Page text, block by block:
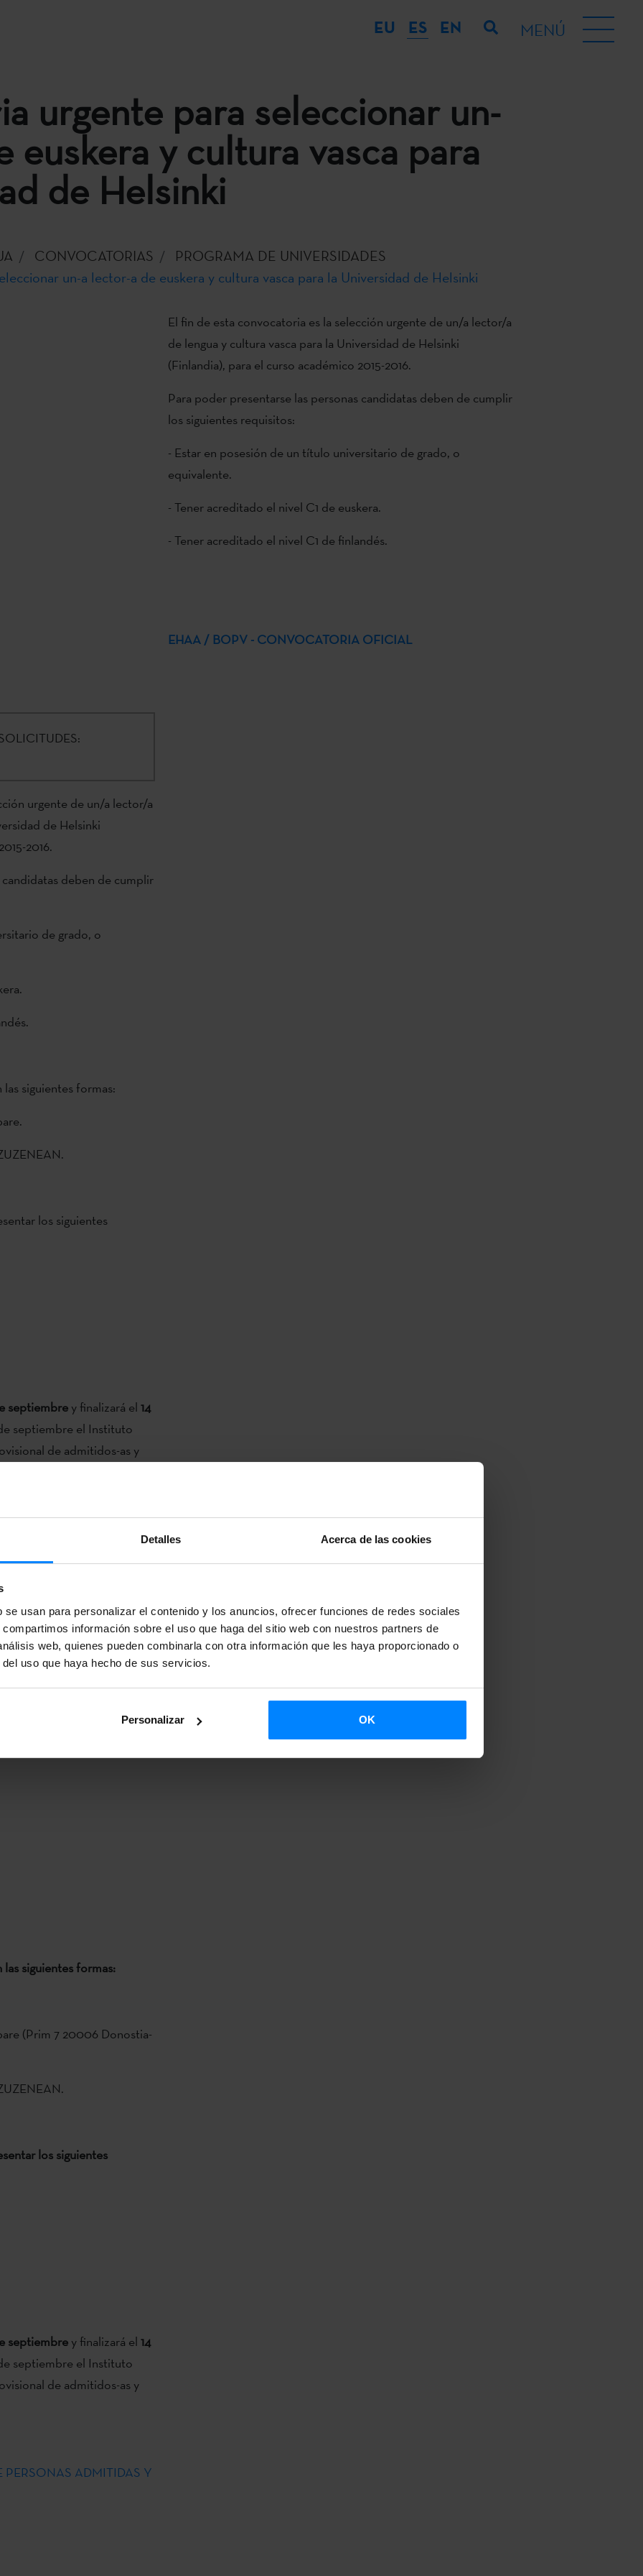
Detalles Acerca de las cookies
usan para personalizar el contenido y los anuncios, ofrecer funciones de redes sociales
información sobre el uso que haga del sitio web con nuestros partners de
web, quienes pueden combinarla con otra información que les haya proporcionado o
uso que haya hecho de sus servicios.
Personalizar OK
EU ES EN MENÚ
urgente para seleccionar un-
euskera y cultura vasca para
de Helsinki
CONVOCATORIAS
PROGRAMA DE UNIVERSIDADES
un-a lector-a de euskera y cultura vasca para la Universidad de Helsinki
El fin de esta convocatoria es la selección urgente de un/a lector/a
de lengua y cultura vasca para la Universidad de Helsinki
(Finlandia), para el curso académico 2015-2016.
Para poder presentarse las personas candidatas deben de cumplir
los siguientes requisitos:
- Estar en posesión de un título universitario de grado, o
equivalente.
- Tener acreditado el nivel C1 de euskera.
- Tener acreditado el nivel C1 de finlandés.
EHAA / BOPV - CONVOCATORIA OFICIAL
urgente de un/a lector/a
de Helsinki
2016.
deben de cumplir
de grado, o
siguientes formas:
los siguientes
septiembre y finalizará el 14
septiembre el Instituto
de admitidos-as y
7, 20006 San Sebastián.
siguientes formas:
(Prim 7 20006 Donostia-
los siguientes
septiembre y finalizará el 14
septiembre el Instituto
de admitidos-as y
PERSONAS ADMITIDAS Y